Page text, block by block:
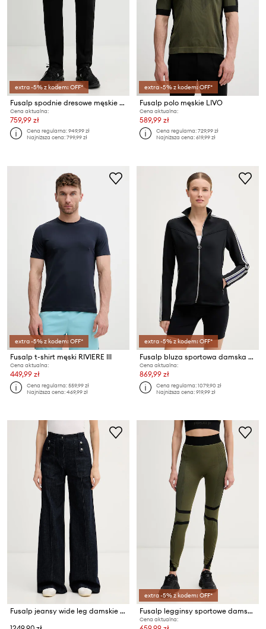
extra -5% z kodem: OFF*
Fusalp spodnie dresowe męskie MALAGA III
Cena aktualna:
759,99 zł
Cena regularna:949,99 zł
Najniższa cena:799,99 zł
extra -5% z kodem: OFF*
Fusalp polo męskie LIVO
Cena aktualna:
589,99 zł
Cena regularna:729,99 zł
Najniższa cena:619,99 zł
extra -5% z kodem: OFF*
Fusalp t-shirt męski RIVIERE III
Cena aktualna:
449,99 zł
Cena regularna:559,99 zł
Najniższa cena:469,99 zł
extra -5% z kodem: OFF*
Fusalp bluza sportowa damska ODELLA
Cena aktualna:
869,99 zł
Cena regularna:1079,90 zł
Najniższa cena:919,99 zł
Fusalp jeansy wide leg damskie NOELA DENIM
extra -5% z kodem: OFF*
Fusalp legginsy sportowe damskie NIRAEL
Cena aktualna: